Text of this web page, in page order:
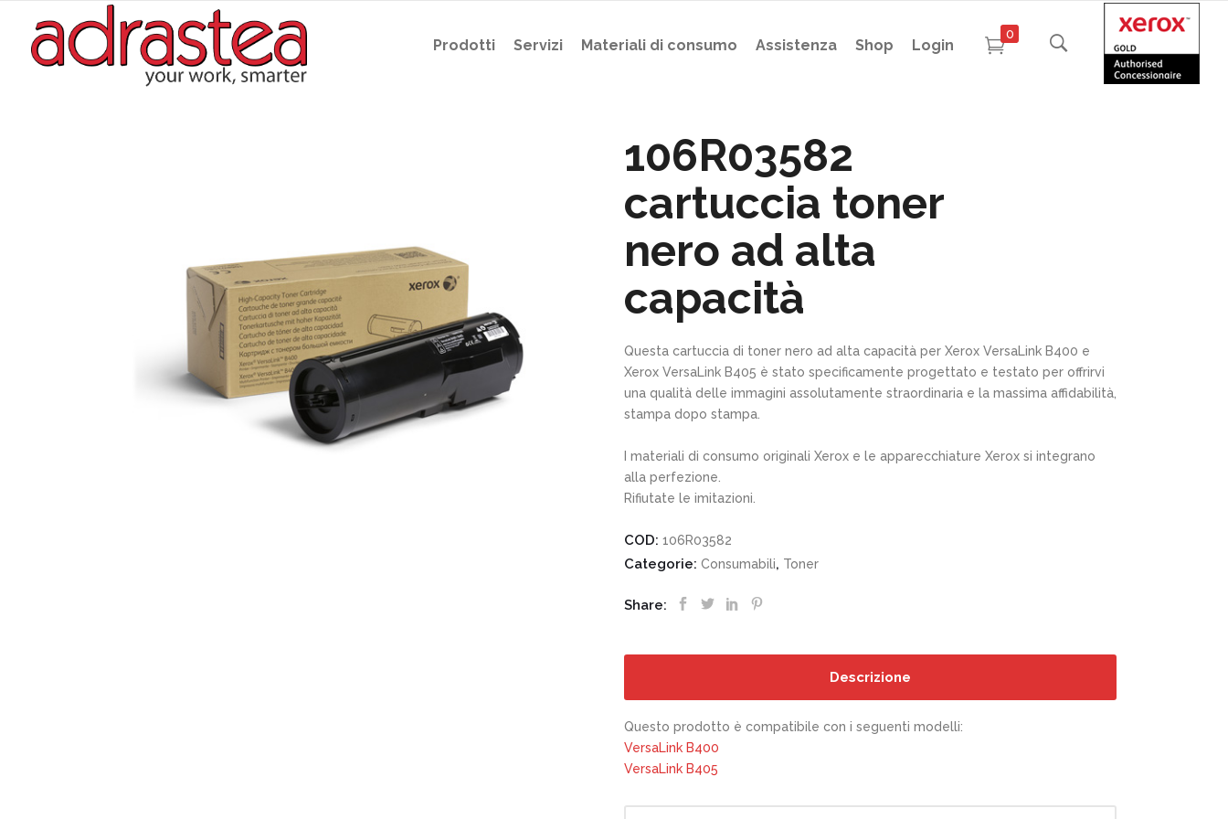
Prodotti Servizi Materiali di consumo Assistenza Shop Login
0
106R03582
cartuccia toner
nero ad alta
capacità
Questa cartuccia di toner nero ad alta capacità per Xerox VersaLink B400 e
Xerox VersaLink B405 è stato specificamente progettato e testato per offrirvi
una qualità delle immagini assolutamente straordinaria e la massima affidabilità,
stampa dopo stampa.
I materiali di consumo originali Xerox e le apparecchiature Xerox si integrano
alla perfezione.
Rifiutate le imitazioni.
COD: 106R03582
Categorie: Consumabili, Toner
Share:
Descrizione
Questo prodotto è compatibile con i seguenti modelli:
VersaLink B400
VersaLink B405